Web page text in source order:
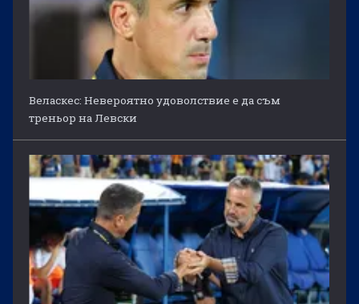
Веласкес: Невероятно удоволствие е да съм
треньор на Левски